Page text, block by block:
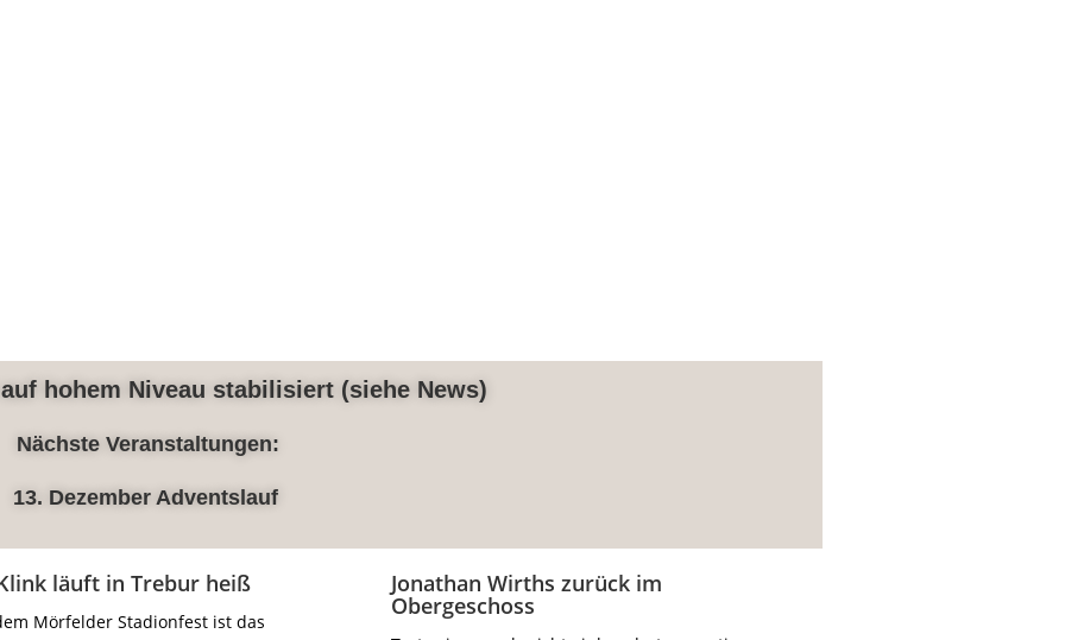
hohem Niveau stabilisiert(siehe News)
Nächste Veranstaltungen:
13. Dezember Adventslauf
läuft in Trebur heiß
Mörfelder Stadionfest ist das
Jonathan Wirths zurück im
Obergeschoss